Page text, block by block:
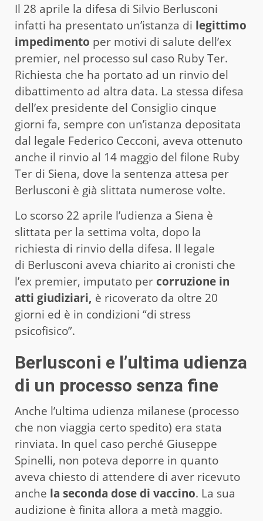
Il 28 aprile la difesa di Silvio Berlusconi
infatti ha presentato un’istanza di legittimo
impedimento per motivi di salute dell’ex
premier, nel processo sul caso Ruby Ter.
Richiesta che ha portato ad un rinvio del
dibattimento ad altra data. La stessa difesa
dell’ex presidente del Consiglio cinque
giorni fa, sempre con un’istanza depositata
dal legale Federico Cecconi, aveva ottenuto
anche il rinvio al 14 maggio del filone Ruby
Ter di Siena, dove la sentenza attesa per
Berlusconi è già slittata numerose volte.
Lo scorso 22 aprile l’udienza a Siena è
slittata per la settima volta, dopo la
richiesta di rinvio della difesa. Il legale
di Berlusconi aveva chiarito ai cronisti che
l’ex premier, imputato per corruzione in
atti giudiziari, è ricoverato da oltre 20
giorni ed è in condizioni “di stress
psicofisico”.
Berlusconi e l’ultima udienza
di un processo senza fine
Anche l’ultima udienza milanese (processo
che non viaggia certo spedito) era stata
rinviata. In quel caso perché Giuseppe
Spinelli, non poteva deporre in quanto
aveva chiesto di attendere di aver ricevuto
anche la seconda dose di vaccino. La sua
audizione è finita allora a metà maggio.